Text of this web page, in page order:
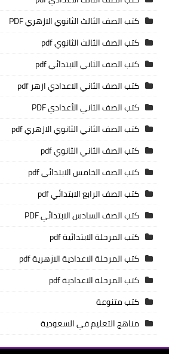
كتب الصف الثالث الثانوي الازهري PDF
كتب الصف الثالث الثانوي pdf
كتب الصف الثاني الابتدائي pdf
كتب الصف الثاني الاعدادي ازهر pdf
كتب الصف الثاني الأعدادي PDF
كتب الصف الثاني الثانوي الازهري pdf
كتب الصف الثاني الثانوي pdf
كتب الصف الخامس الابتدائي pdf
كتب الصف الرابع الابتدائي pdf
كتب الصف السادس الابتدائي PDF
كتب المرحلة الابتدائية pdf
كتب المرحلة الاعدادية الازهرية pdf
كتب المرحلة الاعدادية pdf
كتب متنوعة
مناهج التعليم في السعودية